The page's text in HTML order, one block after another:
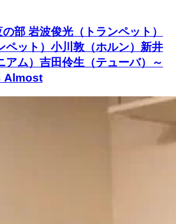
部 岩波俊光（トランペット）
ペット）小川敦（ホルン）新井
アム）吉田伶生（テューバ）～
Almost